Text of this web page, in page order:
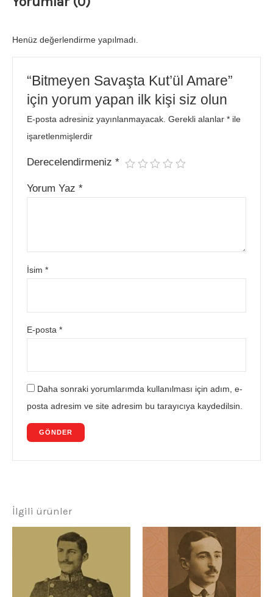
Henüz değerlendirme yapılmadı.
“Bitmeyen Savaşta Kut’ül Amare”
için yorum yapan ilk kişi siz olun
E-posta adresiniz yayınlanmayacak. Gerekli alanlar* ile
işaretlenmişlerdir
Derecelendirmeniz*
Yorum Yaz*
İsim*
E-posta*
Daha sonraki yorumlarımda kullanılması için adım, e-
posta adresim ve site adresim bu tarayıcıya kaydedilsin.
İlgili ürünler